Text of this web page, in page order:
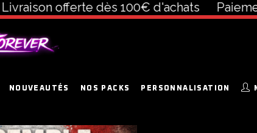
Livraison offerte dès 100€ d'achats
NOUVEAUTÉS NOS PACKS PERSONNALISATION